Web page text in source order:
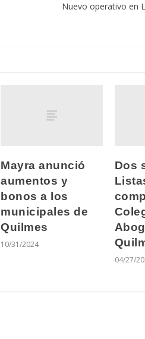
Nuevo operativo en
Mayra anunció
aumentos y
bonos a los
municipales de
Quilmes
10/31/2024
Dos
04/27/